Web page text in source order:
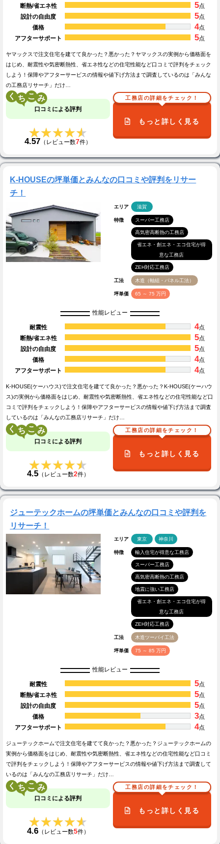
断熱/省エネ性
5点
設計の自由度
5点
価格
4点
アフターサポート
5点
ヤマックスで注文住宅を建てて良かった？悪かった？ヤマックスの実例から価格面を
はじめ、耐震性や気密断熱性、省エネ性などの住宅性能など口コミで評判をチェック
しよう！保障やアフターサービスの情報や値下げ方法まで調査しているのは「みんな
の工務店リサーチ」だけ…
く こ
口コミによる評判
★★★★★
★★★★★
4.57 （レビュー数7件）
工務店の詳細をチェック！
もっと詳しく見る
K-HOUSEの坪単価とみんなの口コミや評判をリサー
チ！
エリア 滋賀
特徴 スーパー工務店
高気密高断熱の工務店
省エネ・創エネ・エコ住宅が得
意な工務店
ZEH対応工務店
工法 木造（軸組・パネル工法）
坪単価 65 ～ 75 万円
性能レビュー
耐震性 4点
断熱/省エネ性
5点
設計の自由度
5点
価格
4点
アフターサポート
4点
K-HOUSE(ケーハウス)で注文住宅を建てて良かった？悪かった？K-HOUSE(ケーハウ
ス)の実例から価格面をはじめ、耐震性や気密断熱性、省エネ性などの住宅性能など口
コミで評判をチェックしよう！保障やアフターサービスの情報や値下げ方法まで調査
しているのは「みんなの工務店リサーチ」だけ…
く こ
口コミによる評判
★★★★★
★★★★★
4.5（レビュー数2件）
工務店の詳細をチェック！
もっと詳しく見る
ジューテックホームの坪単価とみんなの口コミや評判を
リサーチ！
エリア 東京 神奈川
特徴 輸入住宅が得意な工務店
スーパー工務店
高気密高断熱の工務店
地震に強い工務店
省エネ・創エネ・エコ住宅が得
意な工務店
ZEH対応工務店
工法 木造ツーバイ工法
坪単価 75 ～ 85 万円
性能レビュー
耐震性 5点
断熱/省エネ性
5点
設計の自由度
5点
価格
3点
アフターサポート
4点
ジューテックホームで注文住宅を建てて良かった？悪かった？ジューテックホームの
実例から価格面をはじめ、耐震性や気密断熱性、省エネ性などの住宅性能など口コミ
で評判をチェックしよう！保障やアフターサービスの情報や値下げ方法まで調査して
いるのは「みんなの工務店リサーチ」だけ…
く こ
口コミによる評判
★★★★★
★★★★★
4.6（レビュー数5件）
工務店の詳細をチェック！
もっと詳しく見る